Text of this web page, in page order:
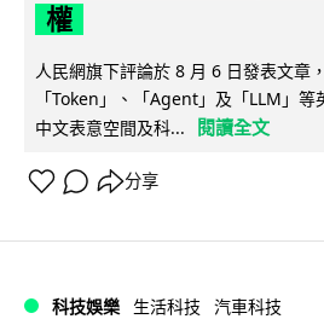
權
人民網旗下評論於 8 月 6 日發表文章
「Token」、「Agent」及「LLM」
中文表意空間及科...
閱讀全文
分享
科技娛樂 生活科技 汽車科技